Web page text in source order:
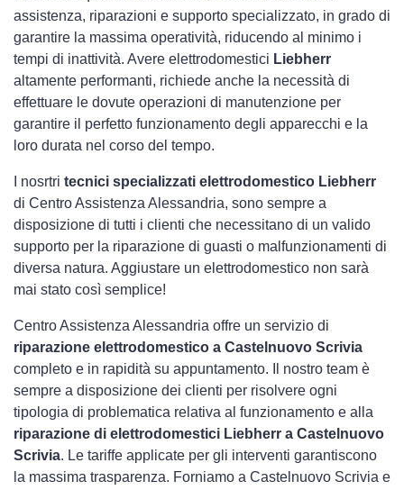
assistenza, riparazioni e supporto specializzato, in grado di
garantire la massima operatività, riducendo al minimo i
tempi di inattività. Avere elettrodomestici Liebherr
altamente performanti, richiede anche la necessità di
effettuare le dovute operazioni di manutenzione per
garantire il perfetto funzionamento degli apparecchi e la
loro durata nel corso del tempo.
I nosrtri tecnici specializzati elettrodomestico Liebherr
di Centro Assistenza Alessandria, sono sempre a
disposizione di tutti i clienti che necessitano di un valido
supporto per la riparazione di guasti o malfunzionamenti di
diversa natura. Aggiustare un elettrodomestico non sarà
mai stato così semplice!
Centro Assistenza Alessandria offre un servizio di
riparazione elettrodomestico a Castelnuovo Scrivia
completo e in rapidità su appuntamento. Il nostro team è
sempre a disposizione dei clienti per risolvere ogni
tipologia di problematica relativa al funzionamento e alla
riparazione di elettrodomestici Liebherr a Castelnuovo
Scrivia. Le tariffe applicate per gli interventi garantiscono
la massima trasparenza. Forniamo a Castelnuovo Scrivia e